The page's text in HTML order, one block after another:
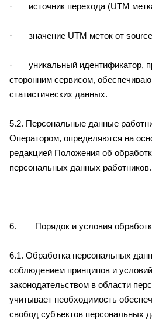
· источник перехода (UTM
· значение UTM меток от
· уникальный идентификатор,
сторонним сервисом,
статистических данных.
5.2. Персональные данные
Оператором, определяются на
редакцией Положения об
персональных данных работников.
6. Порядок и условия
6.1. Обработка персональных
соблюдением принципов и
законодательством в области
учитывает необходимость
свобод субъектов персональных